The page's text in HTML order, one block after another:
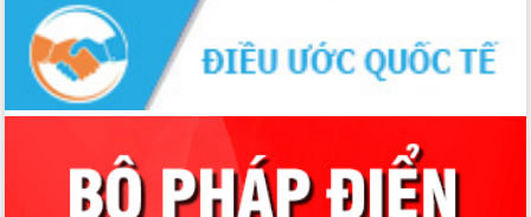
Công bố quyết định của Ban Thường
vụ Tỉnh ủy về công tác cán bộ.
Thủ tướng Phạm Minh Chính: Khẩn
trương tái thiết cuộc sống người dân
sau thiên tai
chức sản xuất sầu riêng theo hướng